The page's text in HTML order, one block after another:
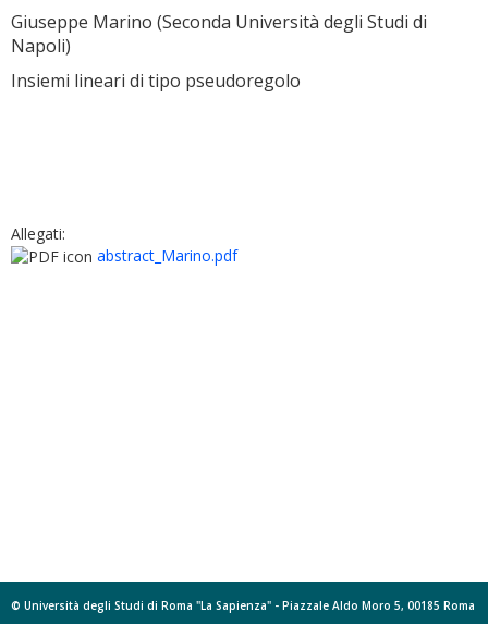
Giuseppe Marino (Seconda Università degli Studi di
Napoli)
Insiemi lineari di tipo pseudoregolo
Allegati:
abstract_Marino.pdf
© Università degli Studi di Roma "La Sapienza" - Piazzale Aldo Moro 5, 00185 Roma